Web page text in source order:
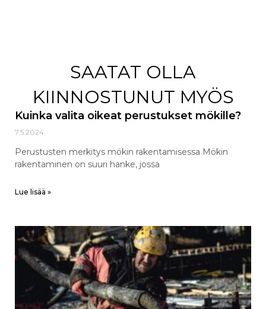
SAATAT OLLA
KIINNOSTUNUT MYÖS
Kuinka valita oikeat perustukset mökille?
7.5.2024
Perustusten merkitys mökin rakentamisessa Mökin
rakentaminen on suuri hanke, jossa
Lue lisää »